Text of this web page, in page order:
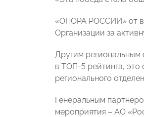
«ОПОРА РОССИИ» от
Организации за
Другим региональным
в ТОП-5 рейтинга, это
регионального
Генеральным
мероприятия – АО